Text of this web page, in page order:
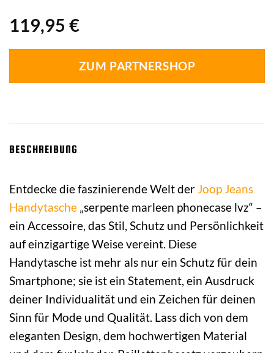
119,95 €
ZUM PARTNERSHOP
BESCHREIBUNG
Entdecke die faszinierende Welt der Joop Jeans
Handytasche „serpente marleen phonecase lvz“ –
ein Accessoire, das Stil, Schutz und Persönlichkeit
auf einzigartige Weise vereint. Diese
Handytasche ist mehr als nur ein Schutz für dein
Smartphone; sie ist ein Statement, ein Ausdruck
deiner Individualität und ein Zeichen für deinen
Sinn für Mode und Qualität. Lass dich von dem
eleganten Design, dem hochwertigen Material